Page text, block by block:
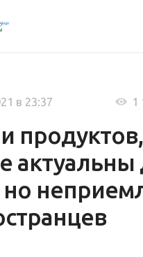
продуктов,
актуальны
но
1
в 23:37